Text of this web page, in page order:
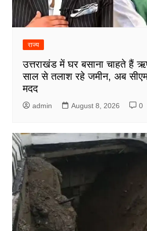
राज्य
उत्तराखंड में घर बसाना चाहते हैं
साल से तलाश रहे जमीन, अब सीएम
मदद
admin August 8, 2026 0